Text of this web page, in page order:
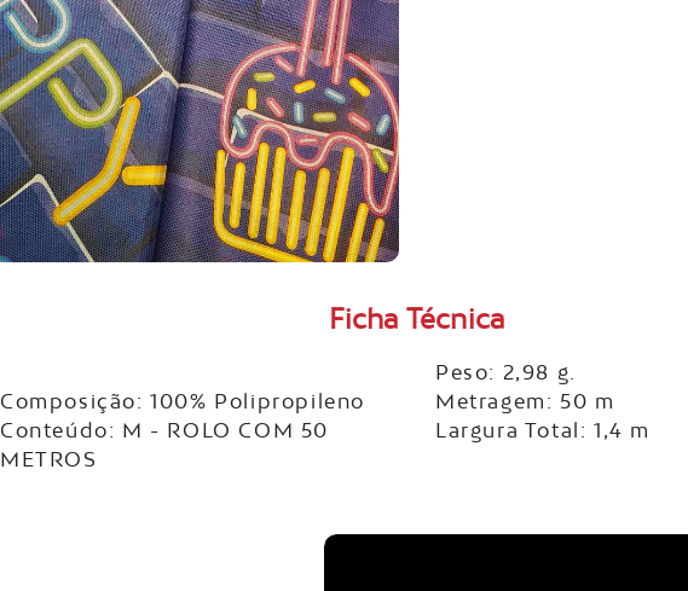
Ficha Técnica
Composição: 100% Polipropileno
Conteúdo: M - ROLO COM 50
METROS
Peso: 2,98 g.
Metragem: 50 m
Largura Total: 1,4 m